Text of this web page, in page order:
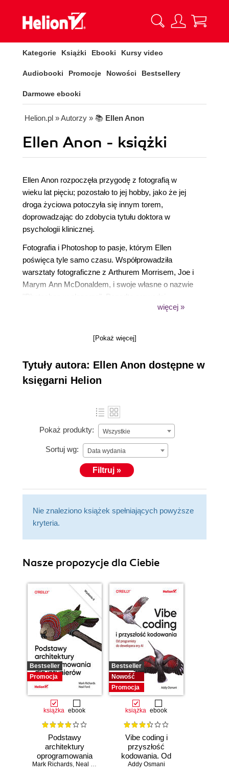
Kategorie Książki Ebooki Kursy video
Audiobooki Promocje Nowości Bestsellery
Darmowe ebooki
Helion.pl » Autorzy » 📚 Ellen Anon
Ellen Anon - książki
Ellen Anon rozpoczęła przygodę z fotografią w
wieku lat pięciu; pozostało to jej hobby, jako że jej
droga życiowa potoczyła się innym torem,
doprowadzając do zdobycia tytułu doktora w
psychologii klinicznej.
Fotografia i Photoshop to pasje, którym Ellen
poświęca tyle samo czasu. Współprowadziła
warsztaty fotograficzne z Arthurem Morrisem, Joe i
Marym Ann McDonaldem, i swoje własne o nazwie
seminaria w różnych miejscach i jest instruktorem
NANPA (Związek Fotografów Przyrody Ameryki
Jej artykuły i fotografie są publikowane w różnych
tytułach, takich jak "Natures Best", "eDigital Photo",
Sierra Books, na stronie Photoworkshop.com Ellen
jest również redaktorem technicznym kilku książek
poświęconych Photoshopowi i cyfrowej fotografii.
więcej »
[Pokaż więcej]
Tytuły autora: Ellen Anon dostępne w
księgarni Helion
Pokaż produkty: Wszystkie
Sortuj wg: Data wydania
Filtruj »
Nie znaleziono książek spełniających powyższe
kryteria.
Nasze propozycje dla Ciebie
Bestseller
Promocja
książka ebook
Podstawy
architektury
oprogramowania
dla inżynierów.
Mark Richards, Neal Ford
Bestseller
Nowość
Promocja
książka ebook
Vibe coding i
przyszłość
kodowania. Od
programisty do
Addy Osmani